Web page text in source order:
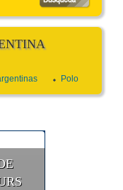
Polo